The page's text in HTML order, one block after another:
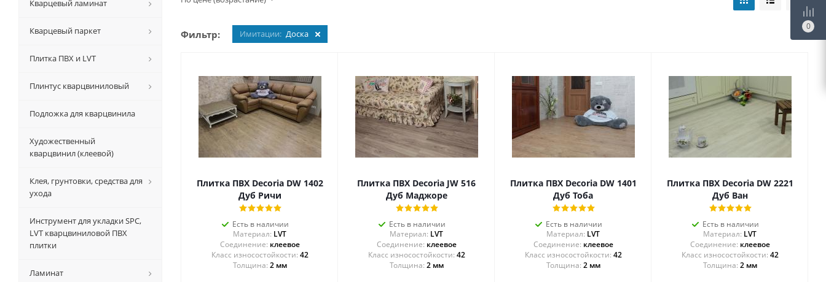
Фильтр: Имитации: Доска
Плитка ПВХ Decoria DW 1402
Дуб Ричи
Есть в наличии
Материал: LVT
Соединение: клеевое
42
Толщина: 2 мм
Плитка ПВХ Decoria JW 516
Дуб Маджоре
Есть в наличии
Материал: LVT
Соединение: клеевое
42
Толщина: 2 мм
Плитка ПВХ Decoria DW 1401
Дуб Тоба
Есть в наличии
Материал: LVT
Соединение: клеевое
42
Толщина: 2 мм
Плитка ПВХ Decoria DW 2221
Дуб Ван
Есть в наличии
Материал: LVT
Соединение: клеевое
42
Толщина: 2 мм
Кварцевый ламинат
Кварцевый паркет
Плитка ПВХ и LVT
Плинтус кварцвиниловый
Подложка для кварцвинила
Художественный
кварцвинил (клеевой)
Клея, грунтовки, средства для
ухода
Инструмент для укладки SPC,
LVT кварцвиниловой ПВХ
плитки
Ламинат
0